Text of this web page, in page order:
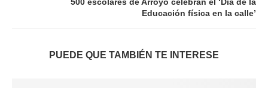
Educación física en la calle’
PUEDE QUE TAMBIÉN TE INTERESE